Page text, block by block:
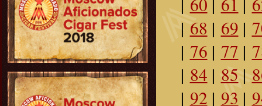
| 68 | 69 |
| 76 | 77 |
| 84 | 85 |
| 92 | 93 |